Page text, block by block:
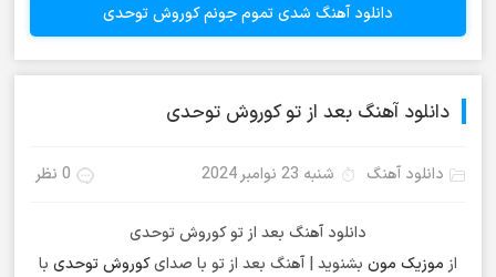
دانلود آهنگ شدی تموم جونم کوروش توحدی
دانلود آهنگ بعد از تو کوروش توحدی
دانلود آهنگ شنبه 23 نوامبر 2024 0 نظر
دانلود آهنگ بعد از تو کوروش توحدی
از موزیک مون بشنوید | آهنگ بعد از تو با صدایکوروش توحدی با